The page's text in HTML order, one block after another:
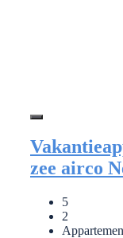
zee airco
5
2